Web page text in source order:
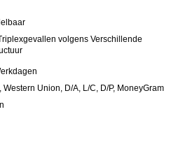
volgens Verschillende
Western Union, D/A, L/C, D/P, MoneyGram